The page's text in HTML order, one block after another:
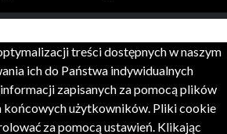
treści dostępnych w naszym
ich do Państwa indywidualnych
zapisanych za pomocą plików
końcowych użytkowników. Pliki cookie
za pomocą ustawień. Klikając